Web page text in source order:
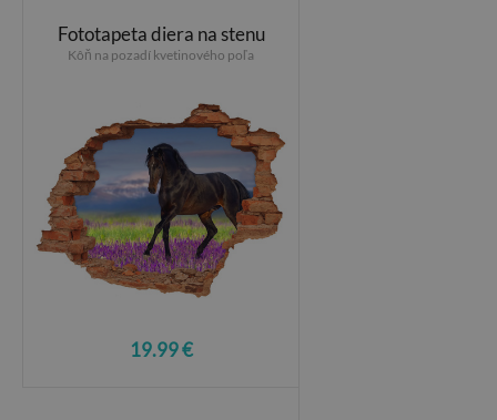
Fototapeta diera na stenu
Kôň na pozadí kvetinového poľa
19.99 €